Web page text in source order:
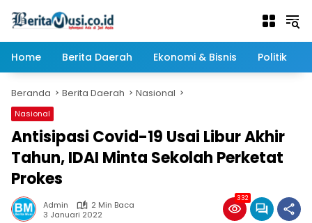
Home
Berita Daerah Ekonomi & Bisnis Politik
Beranda Berita Daerah Nasional
Nasional
Antisipasi Covid-19 Usai Libur Akhir
Tahun, IDAI Minta Sekolah Perketat
Prokes
Admin
2 Min Baca
3 Januari 2022
332